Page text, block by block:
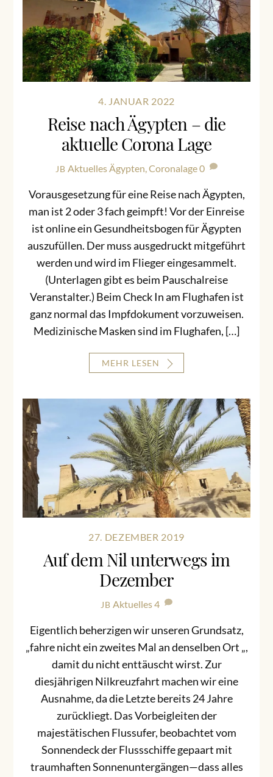
4. JANUAR 2022
Reise nach Ägypten – die
aktuelle Corona Lage
JB AktuellesÄgypten,Coronalage0
Vorausgesetzung für eine Reise nach Ägypten,
man ist 2 oder 3 fach geimpft! Vor der Einreise
ist online ein Gesundheitsbogen für Ägypten
auszufüllen. Der muss ausgedruckt mitgeführt
werden und wird im Flieger eingesammelt.
(Unterlagen gibt es beim Pauschalreise
Veranstalter.) Beim Check In am Flughafen ist
ganz normal das Impfdokument vorzuweisen.
Medizinische Masken sind im Flughafen, […]
MEHR LESEN
27. DEZEMBER 2019
Auf dem Nil unterwegs im
Dezember
JB Aktuelles4
Eigentlich beherzigen wir unseren Grundsatz,
„fahre nicht ein zweites Mal an denselben Ort „,
damit du nicht enttäuscht wirst. Zur
diesjährigen Nilkreuzfahrt machen wir eine
Ausnahme, da die Letzte bereits 24 Jahre
zurückliegt. Das Vorbeigleiten der
majestätischen Flussufer, beobachtet vom
Sonnendeck der Flussschiffe gepaart mit
traumhaften Sonnenuntergängen—dass alles